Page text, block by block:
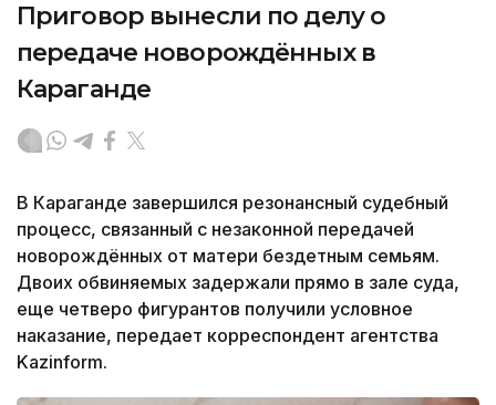
Приговор вынесли по делу о
передаче новорождённых в
Караганде
В Караганде завершился резонансный судебный
процесс, связанный с незаконной передачей
новорождённых от матери бездетным семьям.
Двоих обвиняемых задержали прямо в зале суда,
еще четверо фигурантов получили условное
наказание, передает корреспондент агентства
Kazinform.